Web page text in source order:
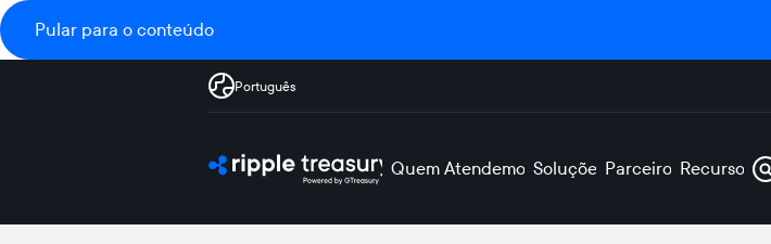
Pular para o conteúdo
Português
Quem Atendemos Soluções Parceiros Recursos